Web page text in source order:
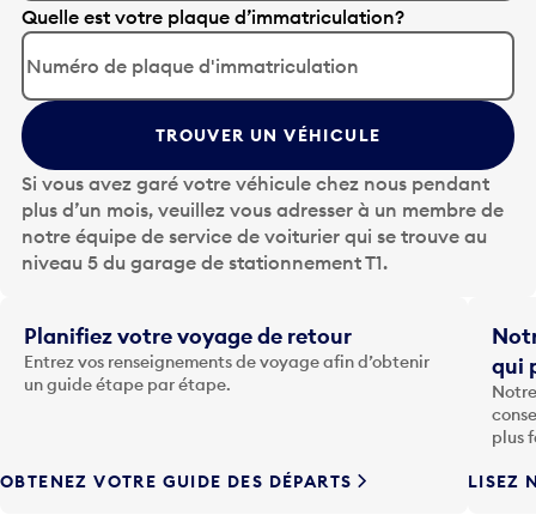
A
p
p
u
y
e
z
s
u
r
l
t
o
u
F
Quelle est votre plaque d’immatriculation?
TROUVER UN VÉHICULE
Si vous avez garé votre véhicule chez nous pendant
plus d’un mois, veuillez vous adresser à un membre de
notre équipe de service de voiturier qui se trouve au
niveau 5 du garage de stationnement T1.
Planifiez votre voyage de retour
Entrez vos renseignements de voyage afin d’obtenir
un guide étape par étape.
OBTENEZ VOTRE GUIDE DES DÉPARTS
qui
plus
LISEZ